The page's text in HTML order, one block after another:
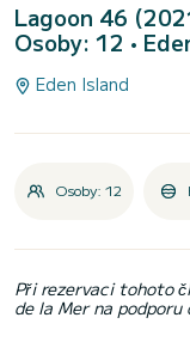
Lagoon 46
Osoby: 12 •
Eden Island
Osoby: 12
Při rezervaci tohoto
de la Mer na podporu